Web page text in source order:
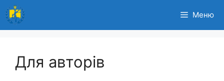
Перейти
до
вмісту
Меню
Для авторів